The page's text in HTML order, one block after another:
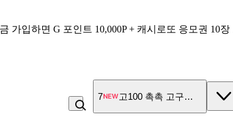
가입하면 G 포인트 10,000P + 캐시로또 응모권 10장
7 고100 촉촉 고구마 스틱